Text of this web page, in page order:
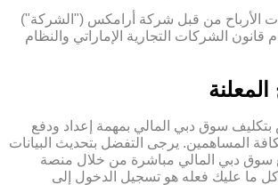
الأرباح من قبل شركة أرامكس ("الشركة")
قانون الشركات التجارية الإماراتي والنظام
سوق دبي المالي بمهمة إعداد ودفع
المساهمين. يرجى التفضل بتحديث البيانات
سوق دبي المالي مباشرة من خلال منصة
كل ما عليك فعله هو تسجيل الدخول إلى